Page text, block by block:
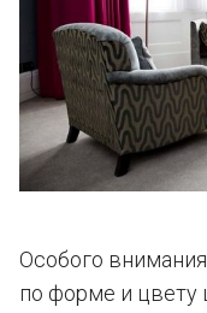
Особого
по форме и